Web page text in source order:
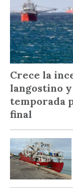
Crece la
langostino
temporada
final